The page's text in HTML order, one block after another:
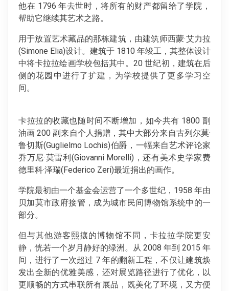
他在 1796 年去世时，将所有的财产都留给了学院，
帮助它继续其艺术之路。
用于放置艺术藏品的那栋建筑，由建筑师西蒙·艾力拉
(Simone Elia)设计。建筑于 1810 年竣工，其整体设计
中将卡拉拉绘画学校包括其中。20 世纪初，建筑在后
侧的花园中进行了扩建，为学校提供了更多学习空
间。
卡拉拉的收藏也随时间不断增加，如今共有 1800 副
油画 200 副来自个人捐赠，其中大部分来自古列尔莫·
鲁切斯(Guglielmo Lochis)伯爵，一幅来自艺术评论家
乔万尼·莫雷利(Giovanni Morelli)，还有美术史学家费
德里科·泽瑞(Federico Zeri)最近捐出的画作。
学院最初由一个基金会运营了一个多世纪，1958 年由
贝加莫市政府接管，成为城市民间博物馆系统中的一
部分。
但与其他游客熙攘的博物馆不同，卡拉拉学院更安
静，恍若一个岁月静好的绿洲。从 2008 年到 2015 年
间，进行了一次超过 7 年的翻新工程，不仅让建筑焕
发出全新的优雅美感，还对展览路径进行了优化，以
更顺畅的方式串联所有展品，既美化了环境，又方便